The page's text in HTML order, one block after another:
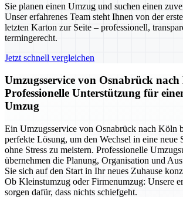
Sie planen einen Umzug und suchen einen
Unser erfahrenes Team steht Ihnen von der
letzten Karton zur Seite – professionell,
termingerecht.
Jetzt schnell vergleichen
Umzugsservice von Osnabrück
Professionelle Unterstützung für
Umzug
Ein Umzugsservice von Osnabrück nach Köln
perfekte Lösung, um den Wechsel in eine neue
ohne Stress zu meistern. Professionelle
übernehmen die Planung, Organisation und
Sie sich auf den Start in Ihr neues Zuhause
Ob Kleinstumzug oder Firmenumzug: Unsere
sorgen dafür, dass nichts schiefgeht.